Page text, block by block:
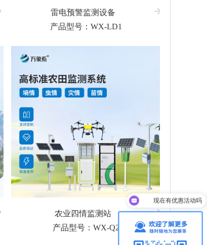
雷电预警监测设备
产品型号：WX-LD1
农业四情监测站
产品型号：WX-Q2
可以介绍下你们的产品么